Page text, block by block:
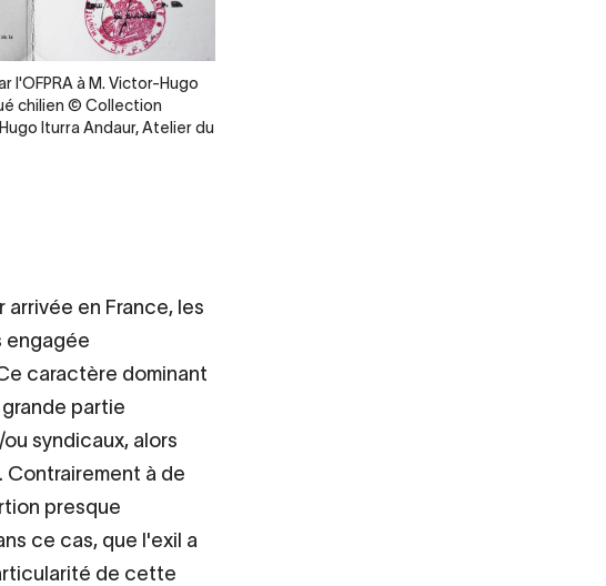
l'OFPRA à M. Victor-Hugo
chilien © Collection
Iturra Andaur, Atelier du
en France, les
engagée
caractère dominant
partie
syndicaux, alors
Contrairement à de
presque
ce cas, que l'exil a
de cette